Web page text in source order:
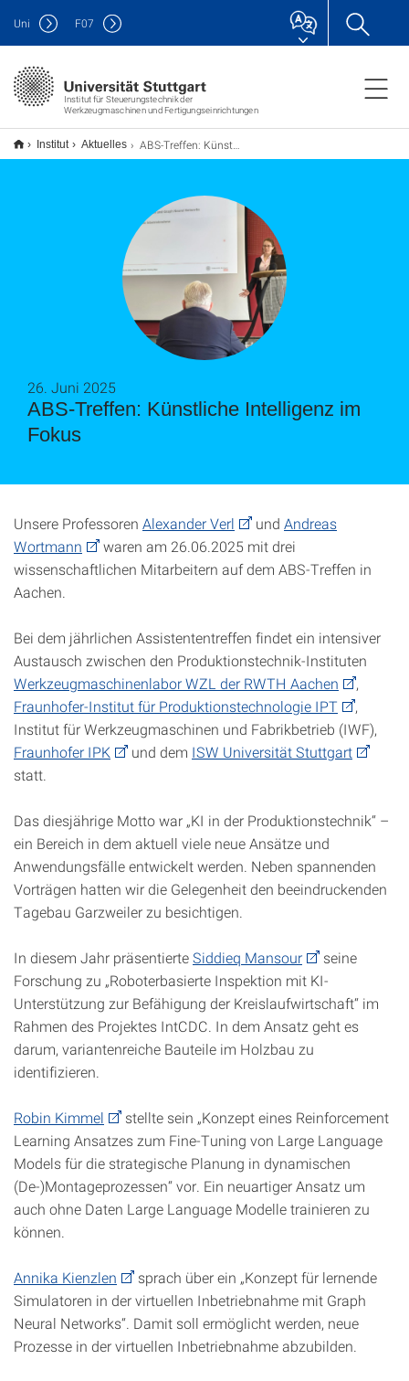
Institut für Steuerungstechnik der
Werkzeugmaschinen und Fertigungseinrichtungen
Uni F07
Institut Aktuelles ABS-Treffen: Künstliche Intelligenz im Fokus
ABS-Treffen: Künstliche Intelligenz im
Fokus
26. Juni 2025
Unsere Professoren Alexander Verl und Andreas
Wortmann
waren am 26.06.2025 mit drei
wissenschaftlichen Mitarbeitern auf dem ABS-Treffen in
Aachen.
Bei dem jährlichen Assistententreffen findet ein intensiver
Austausch zwischen den Produktionstechnik-Instituten
Werkzeugmaschinenlabor WZL der RWTH Aachen
,
Fraunhofer-Institut für Produktionstechnologie IPT
,
Institut für Werkzeugmaschinen und Fabrikbetrieb (IWF),
Fraunhofer IPK
und dem ISW Universität Stuttgart
statt.
Das diesjährige Motto war „KI in der Produktionstechnik“ –
ein Bereich in dem aktuell viele neue Ansätze und
Anwendungsfälle entwickelt werden. Neben spannenden
Vorträgen hatten wir die Gelegenheit den beeindruckenden
Tagebau Garzweiler zu besichtigen.
In diesem Jahr präsentierteSiddieq Mansour
seine
Forschung zu „Roboterbasierte Inspektion mit KI-
Unterstützung zur Befähigung der Kreislaufwirtschaft“ im
Rahmen des Projektes IntCDC. In dem Ansatz geht es
darum, variantenreiche Bauteile im Holzbau zu
identifizieren.
Robin Kimmel
stellte sein „Konzept eines Reinforcement
Learning Ansatzes zum Fine-Tuning von Large Language
Models für die strategische Planung in dynamischen
(De-)Montageprozessen“ vor. Ein neuartiger Ansatz um
auch ohne Daten Large Language Modelle trainieren zu
können.
Annika Kienzlen
sprach über ein „Konzept für lernende
Simulatoren in der virtuellen Inbetriebnahme mit Graph
Neural Networks“. Damit soll ermöglicht werden, neue
Prozesse in der virtuellen Inbetriebnahme abzubilden.